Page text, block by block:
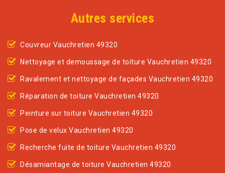
Autres services
Couvreur Vauchretien 49320
Nettoyage et demoussage de toiture Vauchretien 49320
Ravalement et nettoyage de façades Vauchretien 49320
Réparation de toiture Vauchretien 49320
Peinture sur toiture Vauchretien 49320
Pose de velux Vauchretien 49320
Recherche fuite de toiture Vauchretien 49320
Désamiantage de toiture Vauchretien 49320